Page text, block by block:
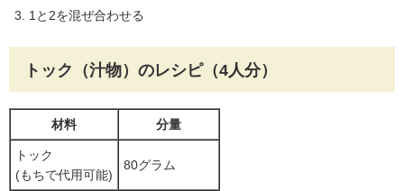
1と2を混ぜ合わせる
トック（汁物）のレシピ（4人分）
材料 分量
トック
(もちで代用可能)
80グラム